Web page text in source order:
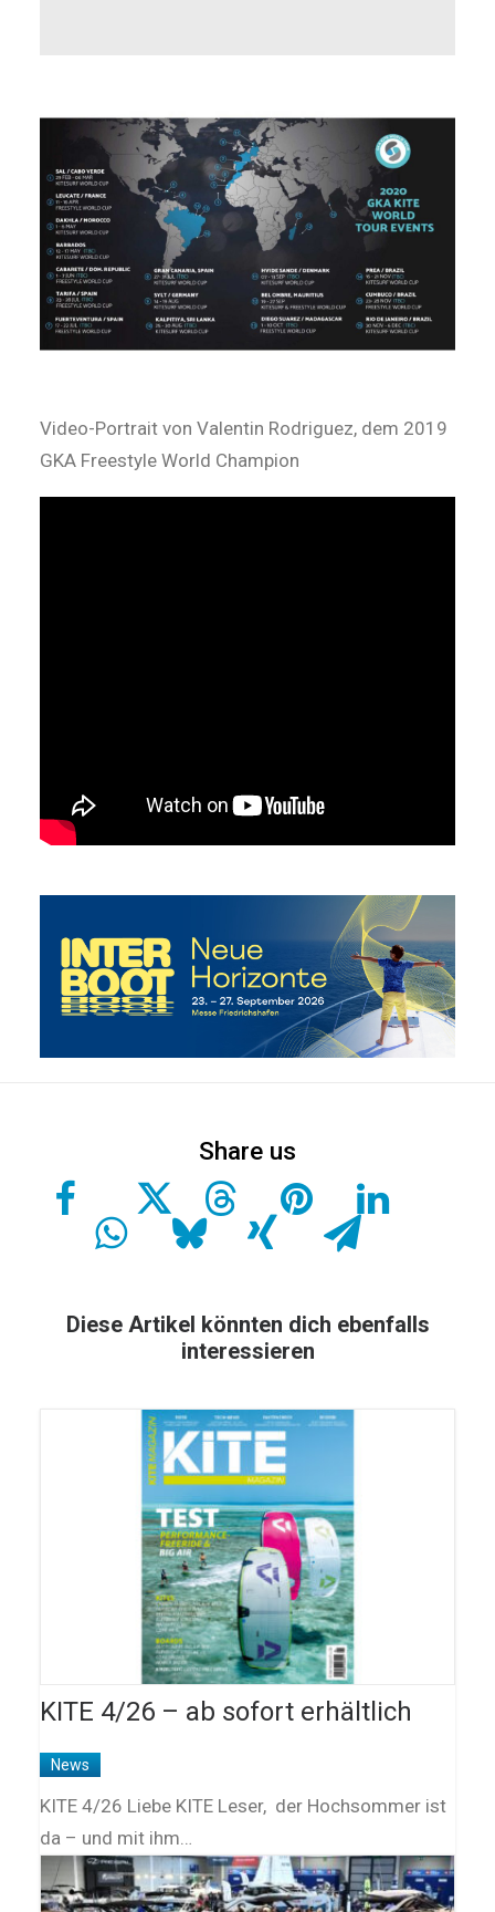
Video-Portrait von Valentin Rodriguez, dem 2019
GKA Freestyle World Champion
Diese Artikel könnten dich ebenfalls
interessieren
KITE 4/26 – ab sofort erhältlich
News
KITE 4/26 Liebe KITE Leser, der Hochsommer ist
da – und mit ihm…